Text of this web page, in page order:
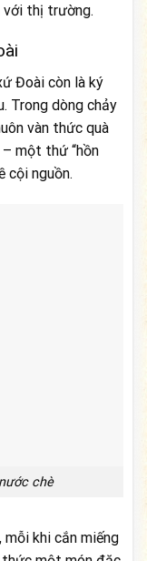
với thị trường.
Đoài còn là ký
Trong dòng chảy
vàn thức quà
một thứ “hồn
cội nguồn.
chè
khi cắn miếng